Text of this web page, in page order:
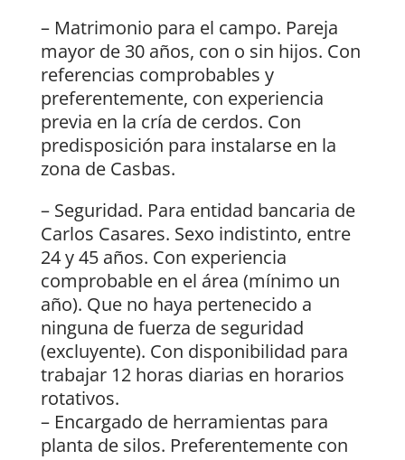
– Matrimonio para el campo. Pareja
mayor de 30 años, con o sin hijos. Con
referencias comprobables y
preferentemente, con experiencia
previa en la cría de cerdos. Con
predisposición para instalarse en la
zona de Casbas.
– Seguridad. Para entidad bancaria de
Carlos Casares. Sexo indistinto, entre
24 y 45 años. Con experiencia
comprobable en el área (mínimo un
año). Que no haya pertenecido a
ninguna de fuerza de seguridad
(excluyente). Con disponibilidad para
trabajar 12 horas diarias en horarios
rotativos.
– Encargado de herramientas para
planta de silos. Preferentemente con